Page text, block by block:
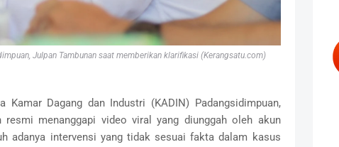
Julpan Tambunan saat memberikan klarifikasi (Kerangsatu.com)
Dagang dan Industri (KADIN) Padangsidimpuan,
resmi menanggapi video viral yang diunggah oleh akun
adanya intervensi yang tidak sesuai fakta dalam kasus